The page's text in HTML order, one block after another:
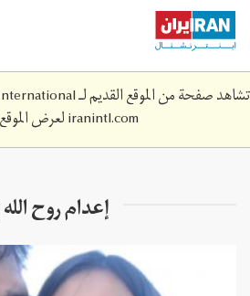
Skip
main
content
تشاهد صفحة من الموقع القديم لـ Iran International لم تعد محدثة. قم بزيارة
iranintl.comلعرض
إعدام روح